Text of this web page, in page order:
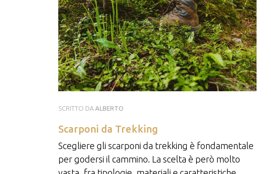
SCRITTO DA ALBERTO
Scarponi da Trekking
Scegliere gli scarponi da trekking è fondamentale
per godersi il cammino. La scelta è però molto